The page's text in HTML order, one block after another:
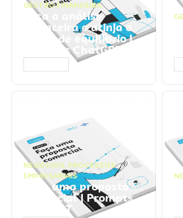
GESTÃO FINANCEIRA
Faça a análise
financeira e atinja o
ponto de equilíbrio |
Prompts ChatGPT
NEGÓCIOS, PROCESSOS
EMPRESARIAIS
Faça uma proposta
comercial | Prompts
ChatGPT